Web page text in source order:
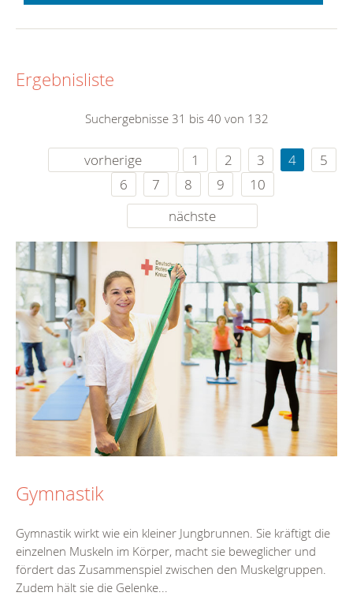
Ergebnisliste
Suchergebnisse 31 bis 40 von 132
vorherige 1 2 3 4
5
6
7 8 9
10
nächste
Gymnastik
Gymnastik wirkt wie ein kleiner Jungbrunnen. Sie kräftigt die
einzelnen Muskeln im Körper, macht sie beweglicher und
fördert das Zusammenspiel zwischen den Muskelgruppen.
Zudem hält sie die Gelenke...